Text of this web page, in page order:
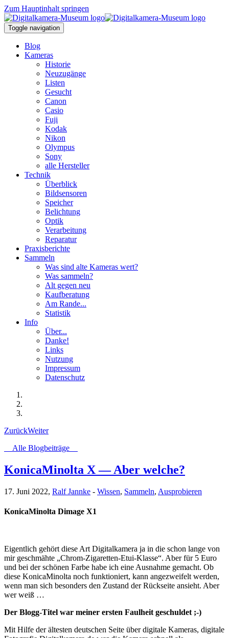
Zum Hauptinhalt springen
Toggle navigation
Blog
Kameras
Historie
Neuzugänge
Listen
Gesucht
Canon
Casio
Fuji
Kodak
Nikon
Olympus
Sony
alle Hersteller
Technik
Überblick
Bildsensoren
Speicher
Belichtung
Optik
Verarbeitung
Reparatur
Praxisberichte
Sammeln
Was sind alte Kameras wert?
Was sammeln?
Alt gegen neu
Kaufberatung
Am Rande...
Statistik
Info
Über...
Danke!
Links
Nutzung
Impressum
Datenschutz
ZurückWeiter
Alle Blogbeiträge
KonicaMinolta X — Aber welche?
17. Juni 2022, Ralf Jannke - Wissen, Sammeln, Ausprobieren
KonicaMinolta Dimage X1
Eigentlich gehört diese Art Digitalkamera ja in die schon lange von
mir geschmähte „Chrom-Zigaretten-Etui-Klasse“. Aber für 5 Euro
und bei der schönen Farbe habe ich eine Ausnahme gemacht. Ob
diese KonicaMinolta noch funktioniert, kann angezweifelt werden,
wenn man sich besonders den Zustand der Rückseite ansieht. Aber
wer weiß …
Der Blogg-Titel war meiner ersten Faulheit geschuldet ;-)
Mit Hilfe der ältesten deutschen Seite über digitale Kameras, digitale